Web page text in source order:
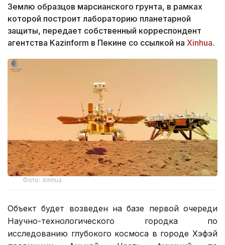
Землю образцов марсианского грунта, в рамках
которой построит лабораторию планетарной
защиты, передает собственный корреспондент
агентства Kazinform в Пекине со ссылкой на Xinhua.
Фото: Xinhua
Объект будет возведен на базе первой очереди
Научно-технологического городка по
исследованию глубокого космоса в городе Хэфэй